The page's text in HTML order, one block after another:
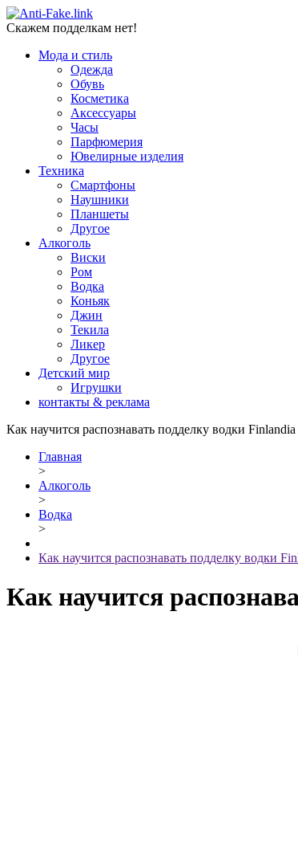
Скажем подделкам нет!
Мода и стиль
Одежда
Обувь
Косметика
Аксессуары
Часы
Парфюмерия
Ювелирные изделия
Техника
Смартфоны
Наушники
Планшеты
Другое
Алкоголь
Виски
Ром
Водка
Коньяк
Джин
Текила
Ликер
Другое
Детский мир
Игрушки
контакты & реклама
Как научится распознавать подделку водки Finlandia
Главная
>
Алкоголь
>
Водка
>
Как научится распознавать подделку водки
Как научится